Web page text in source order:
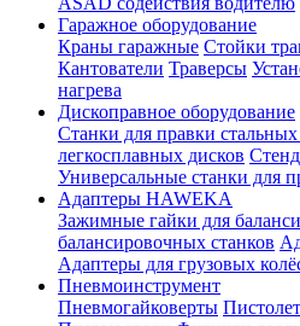
Гаражное оборудование
Краны гаражные Стойки
Кантователи Траверсы
нагрева
Дископравное оборудование
Станки для правки стальных
легкосплавных дисков
Универсальные станки для
Адаптеры HAWEKA
Зажимные гайки для
балансировочных станков
Адаптеры для грузовых
Пневмоинструмент
Пневмогайковерты